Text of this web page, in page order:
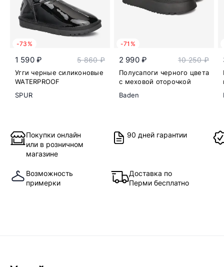
-73%
1 590 ₽ 5 860 ₽
Угги черные силиконовые
WATERPROOF
SPUR
-71%
2 990 ₽ 10 250 ₽
Полусапоги черного цвета
с меховой оторочкой
Baden
Покупки онлайн
или в розничном
магазине
90 дней гарантии
Возможность
примерки
Доставка по
Перми бесплатно